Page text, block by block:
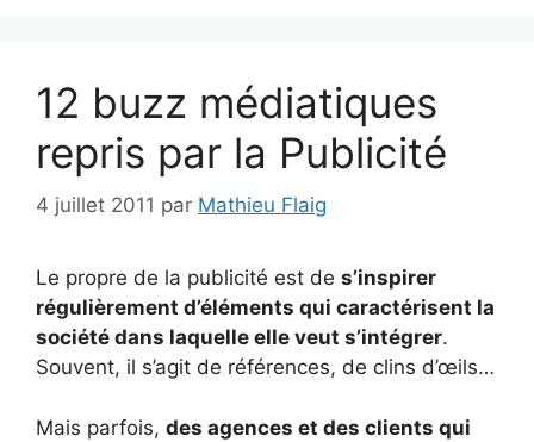
12 buzz médiatiques
repris par la Publicité
4 juillet 2011 par Mathieu Flaig
Le propre de la publicité est de s’inspirer
régulièrement d’éléments qui caractérisent la
société dans laquelle elle veut s’intégrer.
Souvent, il s’agit de références, de clins d’œils…
Mais parfois, des agences et des clients qui